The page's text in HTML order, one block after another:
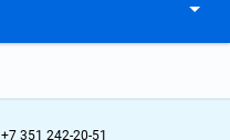
+7 351 242-20-51